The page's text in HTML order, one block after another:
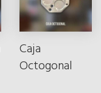
Caja
Octogonal